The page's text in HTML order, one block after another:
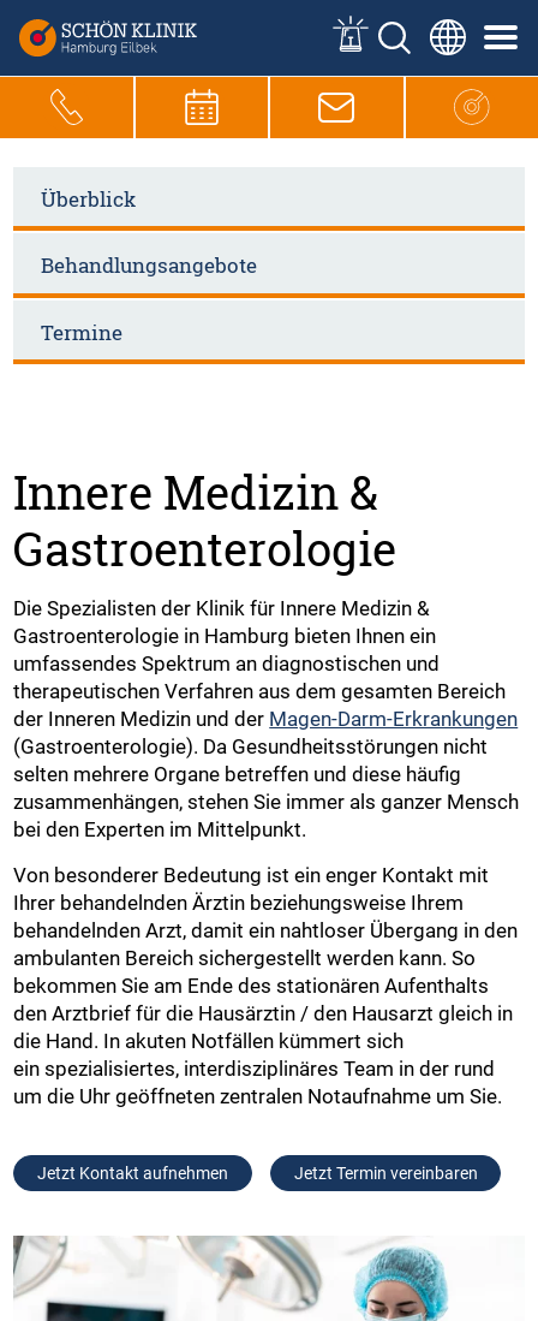
Überblick
Behandlungsangebote
Termine
Innere Medizin &
Gastroenterologie
Die Spezialisten der Klinik für Innere Medizin &
Gastroenterologie in Hamburg bieten Ihnen ein
umfassendes Spektrum an diagnostischen und
therapeutischen Verfahren aus dem gesamten Bereich
der Inneren Medizin und der Magen-Darm-Erkrankungen
(Gastroenterologie). Da Gesundheitsstörungen nicht
selten mehrere Organe betreffen und diese häufig
zusammenhängen, stehen Sie immer als ganzer Mensch
bei den Experten im Mittelpunkt.
Von besonderer Bedeutung ist ein enger Kontakt mit
Ihrer behandelnden Ärztin beziehungsweise Ihrem
behandelnden Arzt, damit ein nahtloser Übergang in den
ambulanten Bereich sichergestellt werden kann. So
bekommen Sie am Ende des stationären Aufenthalts
den Arztbrief für die Hausärztin / den Hausarzt gleich in
die Hand. In akuten Notfällen kümmert sich
ein spezialisiertes, interdisziplinäres Team in der rund
um die Uhr geöffneten zentralen Notaufnahme um Sie.
Jetzt Kontakt aufnehmen Jetzt Termin vereinbaren